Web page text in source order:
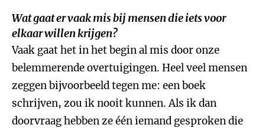
Wat gaat er vaak mis bij mensen die iets voor
elkaar willen krijgen?
Vaak gaat het in het begin al mis door onze
belemmerende overtuigingen. Heel veel mensen
zeggen bijvoorbeeld tegen me: een boek
schrijven, zou ik nooit kunnen. Als ik dan
doorvraag hebben ze één iemand gesproken die